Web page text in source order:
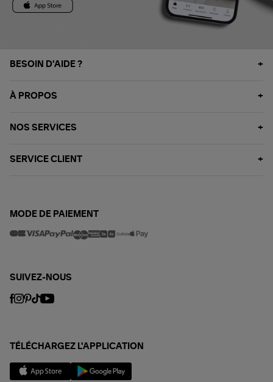
BESOIN D'AIDE ?
À PROPOS
NOS SERVICES
SERVICE CLIENT
MODE DE PAIEMENT
SUIVEZ-NOUS
TÉLÉCHARGEZ L'APPLICATION